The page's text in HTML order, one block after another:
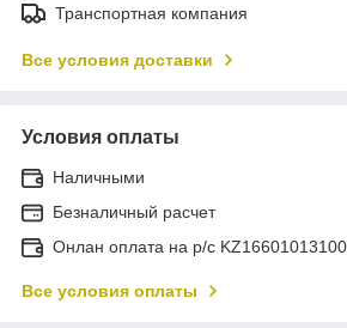
Транспортная компания
Все условия доставки
Условия оплаты
Наличными
Безналичный расчет
Онлан оплата на р/с
Все условия оплаты